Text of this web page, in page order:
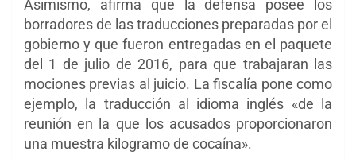
Asimismo, afirma que la defensa posee los
borradores de las traducciones preparadas por el
gobierno y que fueron entregadas en el paquete
del 1 de julio de 2016, para que trabajaran las
mociones previas al juicio. La fiscalía pone como
ejemplo, la traducción al idioma inglés «de
la
reunión en la que los acusados ​​proporcionaron
una muestra kilogramo de cocaína».